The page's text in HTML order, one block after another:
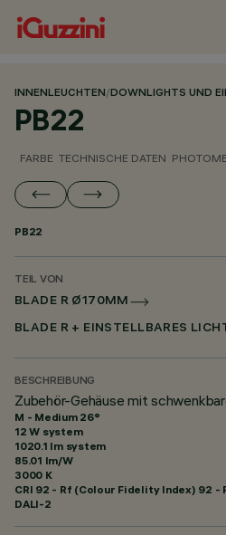
INNENLEUCHTEN/DOWNLIGHTS UND
PB22
FARBE TECHNISCHE DATEN
PB22
TEIL VON
BLADE R Ø170MM
BLADE R + EINSTELLBARES
BESCHREIBUNG
Zubehör-Gehäuse mit
M - Medium 26°
12 W system
1020.1 lm system
85.01 lm/W
3000 K
CRI 92 - Rf (Colour Fidelity Index) 92 -
DALI-2